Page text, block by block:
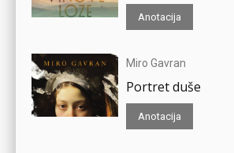
Anotacija
Miro Gavran
Portret duše
Anotacija